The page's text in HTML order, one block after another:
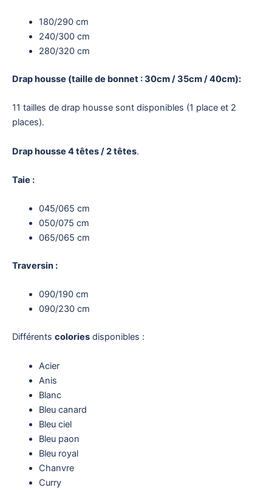
180/290 cm
240/300 cm
280/320 cm
Drap housse (taille de bonnet : 30cm / 35cm / 40cm):
11 tailles de drap housse sont disponibles (1 place et 2
places).
Drap housse 4 têtes / 2 têtes.
Taie :
045/065 cm
050/075 cm
065/065 cm
Traversin :
090/190 cm
090/230 cm
Différents colories disponibles :
Acier
Anis
Blanc
Bleu canard
Bleu ciel
Bleu paon
Bleu royal
Chanvre
Curry